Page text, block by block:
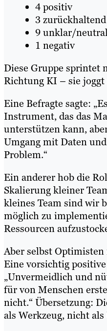
4 positiv
3
9 unklar/
1 negativ
Diese Gruppe sprintet
Richtung KI – sie
Eine Befragte sagte:
Instrument, das das
unterstützen kann,
Umgang mit Daten
Problem.“
Ein anderer hob die
Skalierung kleiner
kleines Team sind wir
möglich zu
Ressourcen
Aber selbst
Eine vorsichtig
„Unvermeidlich und
für von Menschen
nicht.“ Übersetzung:
als Werkzeug, nicht